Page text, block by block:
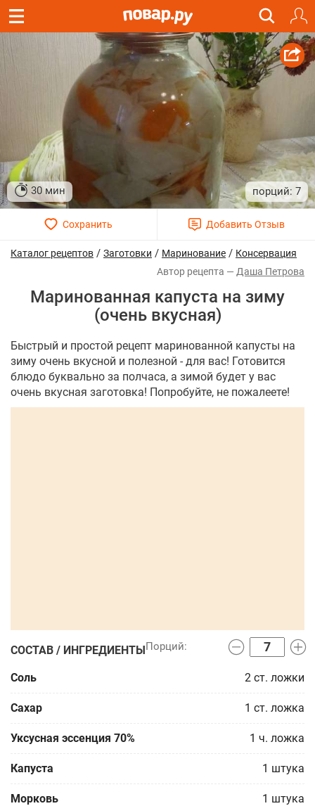
30 мин 7
Каталог рецептов / Заготовки / Маринование / Консервация
Даша Петрова
Маринованная капуста на зиму
(очень вкусная)
Быстрый и простой рецепт маринованной капусты на
зиму очень вкусной и полезной - для вас! Готовится
блюдо буквально за полчаса, а зимой будет у вас
очень вкусная заготовка! Попробуйте, не пожалеете!
СОСТАВ / ИНГРЕДИЕНТЫ
Соль 2 ст. ложки
Сахар 1 ст. ложка
Уксусная эссенция 70% 1 ч. ложка
Капуста 1 штука
Морковь 1 штука